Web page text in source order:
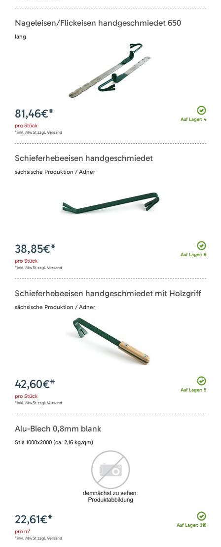
Nageleisen/Flickeisen handgeschmiedet 650
lang
Auf Lager: 4
81,46€*
pro Stück
*inkl. MwSt zzgl. Versand
Schieferhebeeisen handgeschmiedet
sächsische Produktion / Adner
Auf Lager: 6
38,85€*
pro Stück
*inkl. MwSt zzgl. Versand
Schieferhebeeisen handgeschmiedet mit Holzgriff
sächsische Produktion / Adner
Auf Lager: 5
42,60€*
pro Stück
*inkl. MwSt zzgl. Versand
Alu-Blech 0,8mm blank
St à 1000x2000 (ca. 2,16 kg/qm)
Auf Lager: 316
22,61€*
pro m²
*inkl. MwSt zzgl. Versand